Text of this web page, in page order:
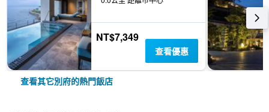
NT$7,349
查看優惠
查看其它別府的熱門飯店